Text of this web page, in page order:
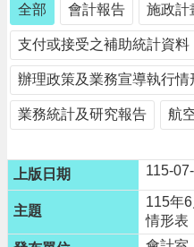
機
場
回
饋
金
醫
療
健
費
上
申
全部 會計報告 施政計
支付或接受之補助統計資料
辦理政策及業務宣導執行情
業務統計及研究報告 航
115-
115年
情形表